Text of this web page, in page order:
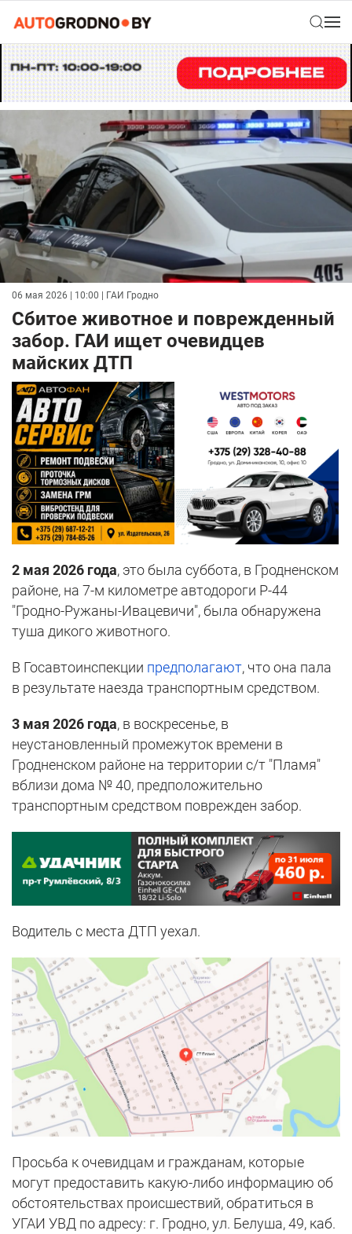
06 мая 2026 | 10:00 | ГАИ Гродно
Сбитое животное и поврежденный
забор. ГАИ ищет очевидцев
майских ДТП
2 мая 2026 года, это была суббота, в Гродненском
районе, на 7-м километре автодороги Р-44
"Гродно-Ружаны-Ивацевичи", была обнаружена
туша дикого животного.
В Госавтоинспекции предполагают, что она пала
в результате наезда транспортным средством.
3 мая 2026 года, в воскресенье, в
неустановленный промежуток времени в
Гродненском районе на территории с/т "Пламя"
вблизи дома № 40, предположительно
транспортным средством поврежден забор.
Водитель с места ДТП уехал.
Просьба к очевидцам и гражданам, которые
могут предоставить какую-либо информацию об
обстоятельствах происшествий, обратиться в
УГАИ УВД по адресу: г. Гродно, ул. Белуша, 49, каб.